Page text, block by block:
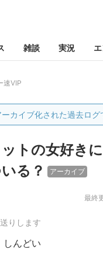
雑談 実況
速VIP
カイブ化された過去ログ
トの女好き
る？
アーカイブ
最終
りします
しんどい